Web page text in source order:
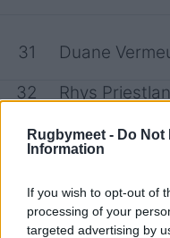
Rugbymeet - Do Not
Information
If you wish to opt-out of
processing of your
targeted advertising by
31 Duane
32
Rhys
33 Jack Dempsey
34 Eben